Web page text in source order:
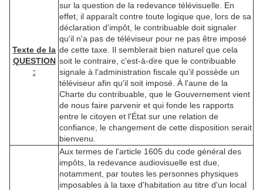
Texte de la
QUESTION
:
sur la question de la redevance télévisuelle. En
effet, il apparaît contre toute logique que, lors de sa
déclaration d'impôt, le contribuable doit signaler
qu'il n'a pas de téléviseur pour ne pas être imposé
de cette taxe. Il semblerait bien naturel que cela
soit le contraire, c'est-à-dire que le contribuable
signale à l'administration fiscale qu'il possède un
téléviseur afin qu'il soit imposé. À l'aune de la
Charte du contribuable, que le Gouvernement vient
de nous faire parvenir et qui fonde les rapports
entre le citoyen et l'État sur une relation de
confiance, le changement de cette disposition serait
bienvenu.
Aux termes de l'article 1605 du code général des
impôts, la redevance audiovisuelle est due,
notamment, par toutes les personnes physiques
imposables à la taxe d'habitation au titre d'un local